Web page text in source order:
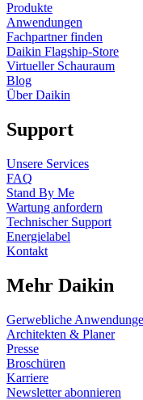
Produkte
Anwendungen
Fachpartner finden
Daikin Flagship-Store
Virtueller Schauraum
Blog
Über Daikin
Support
Unsere Services
FAQ
Stand By Me
Wartung anfordern
Technischer Support
Energielabel
Kontakt
Mehr Daikin
Gerwebliche
Architekten & Planer
Presse
Broschüren
Karriere
Newsletter abonnieren